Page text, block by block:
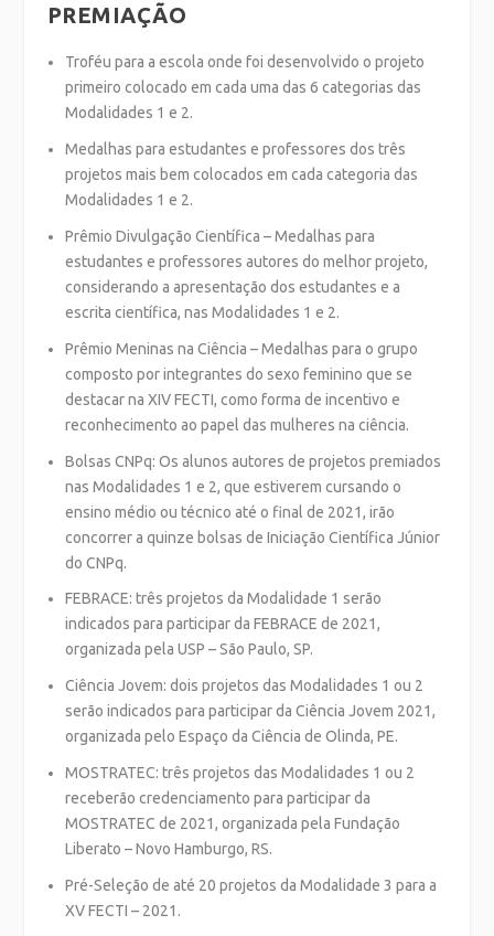
PREMIAÇÃO
Troféu para a escola onde foi desenvolvido o projeto
primeiro colocado em cada uma das 6 categorias das
Modalidades 1 e 2.
Medalhas para estudantes e professores dos três
projetos mais bem colocados em cada categoria das
Modalidades 1 e 2.
Prêmio Divulgação Científica – Medalhas para
estudantes e professores autores do melhor projeto,
considerando a apresentação dos estudantes e a
escrita científica, nas Modalidades 1 e 2.
Prêmio Meninas na Ciência – Medalhas para o grupo
composto por integrantes do sexo feminino que se
destacar na XIV FECTI, como forma de incentivo e
reconhecimento ao papel das mulheres na ciência.
Bolsas CNPq: Os alunos autores de projetos premiados
nas Modalidades 1 e 2, que estiverem cursando o
ensino médio ou técnico até o final de 2021, irão
concorrer a quinze bolsas de Iniciação Científica Júnior
do CNPq.
FEBRACE: três projetos da Modalidade 1 serão
indicados para participar da FEBRACE de 2021,
organizada pela USP – São Paulo, SP.
Ciência Jovem: dois projetos das Modalidades 1 ou 2
serão indicados para participar da Ciência Jovem 2021,
organizada pelo Espaço da Ciência de Olinda, PE.
MOSTRATEC: três projetos das Modalidades 1 ou 2
receberão credenciamento para participar da
MOSTRATEC de 2021, organizada pela Fundação
Liberato – Novo Hamburgo, RS.
Pré-Seleção de até 20 projetos da Modalidade 3 para a
XV FECTI – 2021.